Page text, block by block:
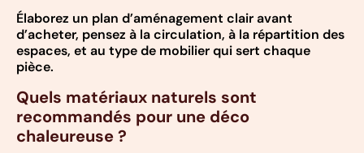
Élaborez un plan d’aménagement clair avant
d’acheter, pensez à la circulation, à la répartition des
espaces, et au type de mobilier qui sert chaque
pièce.
Quels matériaux naturels sont
recommandés pour une déco
chaleureuse ?